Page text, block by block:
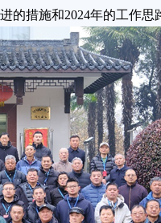
的措施和2024年的工作思